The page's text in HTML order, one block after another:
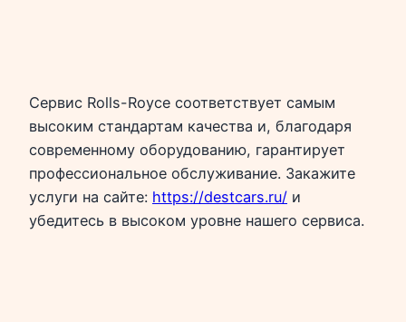
Сервис Rolls-Royce соответствует самым
высоким стандартам качества и, благодаря
современному оборудованию, гарантирует
профессиональное обслуживание. Закажите
услуги на сайте: https://destcars.ru/ и
убедитесь в высоком уровне нашего сервиса.